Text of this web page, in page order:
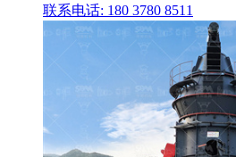
联系电话: 180 3780 8511